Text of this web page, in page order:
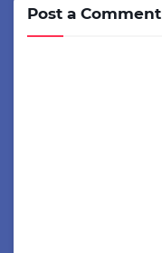
Post a Comment